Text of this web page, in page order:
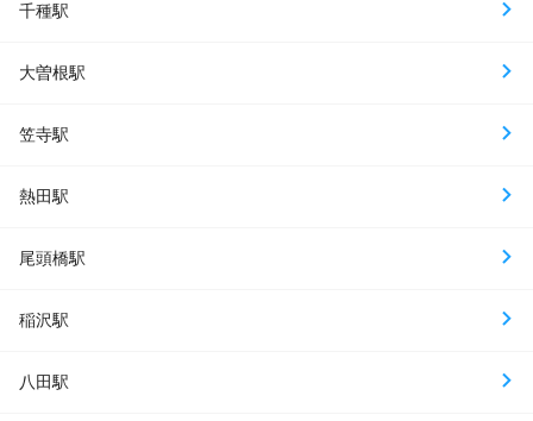
千種駅
大曽根駅
笠寺駅
熱田駅
尾頭橋駅
稲沢駅
八田駅